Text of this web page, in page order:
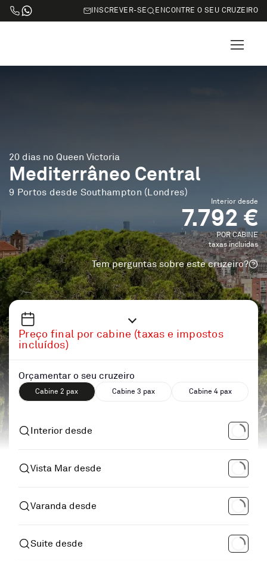
INSCREVER-SE ENCONTRE O SEU CRUZEIRO
20 dias no Queen Victoria
Mediterrâneo Central
9 Portos desde Southampton (Londres)
Interior desde
7.792 €
POR CABINE
taxas incluidas
Tem perguntas sobre este cruzeiro?
Preço final por cabine (taxas e impostos
incluídos)
Orçamentar o seu cruzeiro
Cabine 2 pax Cabine 3 pax Cabine 4 pax
Interior desde
Vista Mar desde
Varanda desde
Suite desde